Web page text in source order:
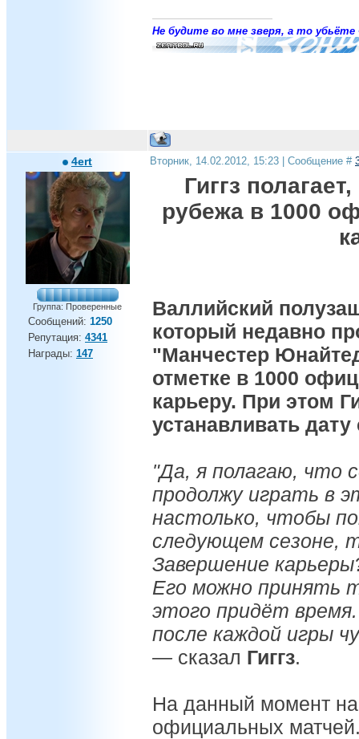
Не будите во мне зверя, а то убьёте
4ert
Группа: Проверенные
Сообщений: 1250
Репутация: 4341
Награды: 147
Вторник, 14.02.2012, 15:23 | Сообщение #
Гиггз
рубежа в 1000
Валлийский
который недавно
"Манчестер
отметке в 1000
карьеру. При этом
устанавливать
"Да, я полагаю, что
продолжу играть в
настолько, чтобы
следующем сезоне,
Завершение
Его можно принять
этого придёт
после каждой игры
— сказал Гиггз.
На данный момент на
официальных